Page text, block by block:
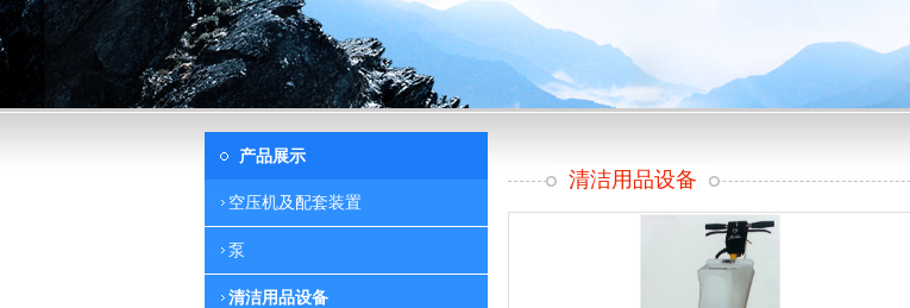
产品展示
空压机及配套装置
泵
清洁用品设备
清洁用品设备